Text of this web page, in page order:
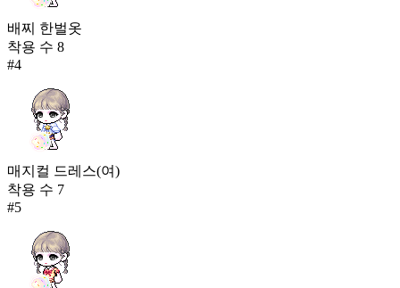
배찌 한벌옷
착용 수 8
#4
매지컬 드레스(여)
착용 수 7
#5